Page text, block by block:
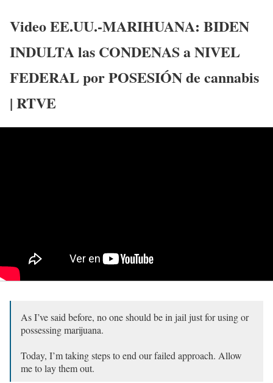
Video EE.UU.-MARIHUANA: BIDEN
INDULTA las CONDENAS a NIVEL
FEDERAL por POSESIÓN de cannabis
| RTVE
As I’ve said before, no one should be in jail just for using or
possessing marijuana.
Today, I’m taking steps to end our failed approach. Allow
me to lay them out.